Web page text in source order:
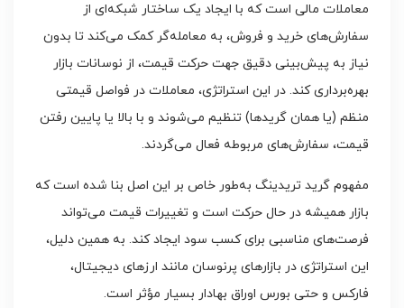
معاملات مالی است که با ایجاد یک ساختار شبکه‌ای از
سفارش‌های خرید و فروش، به معامله‌گر کمک می‌کند تا بدون
نیاز به پیش‌بینی دقیق جهت حرکت قیمت، از نوسانات بازار
بهره‌برداری کند. در این استراتژی، معاملات در فواصل قیمتی
منظم (یا همان گریدها) تنظیم می‌شوند و با بالا یا پایین رفتن
قیمت، سفارش‌های مربوطه فعال می‌گردند.
مفهوم گرید تریدینگ به‌طور خاص بر این اصل بنا شده است که
بازار همیشه در حال حرکت است و تغییرات قیمت می‌تواند
فرصت‌های مناسبی برای کسب سود ایجاد کند. به همین دلیل،
این استراتژی در بازارهای پرنوسان مانند ارزهای دیجیتال،
فارکس و حتی بورس اوراق بهادار بسیار مؤثر است.